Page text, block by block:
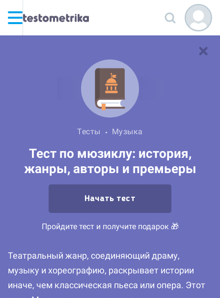
Тесты Музыка
Тест по мюзиклу: история,
жанры, авторы и премьеры
Начать тест
Пройдите тест и получите подарок 🎁
Театральный жанр, соединяющий драму,
музыку и хореографию, раскрывает истории
иначе, чем классическая пьеса или опера. Этот